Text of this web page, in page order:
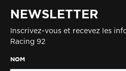
NEWSLETTER
Inscrivez-vous et recevez les
Racing 92
NOM